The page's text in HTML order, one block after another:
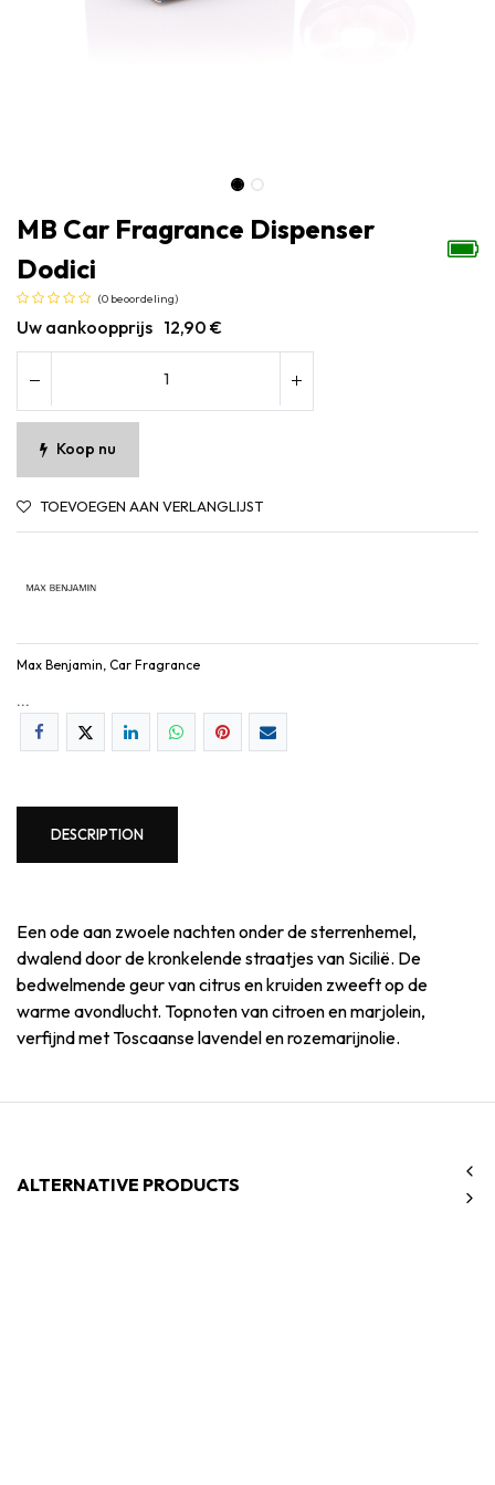
MB Car Fragrance Dispenser
Dodici
(0 beoordeling)
Uw aankoopprijs 12,90 €
Koop nu
TOEVOEGEN AAN VERLANGLIJST
Max Benjamin, Car Fragrance
...
DESCRIPTION
Een ode aan zwoele nachten onder de sterrenhemel,
dwalend door de kronkelende straatjes van Sicilië. De
bedwelmende geur van citrus en kruiden zweeft op de
warme avondlucht. Topnoten van citroen en marjolein,
verfijnd met Toscaanse lavendel en rozemarijnolie.
ALTERNATIVE PRODUCTS